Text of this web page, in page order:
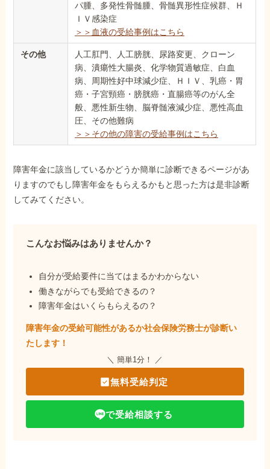
パ腫、多発性骨髄腫、骨髄異形性症候群、Ｈ
ＩＶ感染症
＞＞血液の受給事例はこちら
その他
人工肛門、人工膀胱、尿路変更、クローン
病、潰瘍性大腸炎、化学物質過敏症、白血
病、周期性好中球減少症、ＨＩＶ、乳癌・胃
癌・子宮頸癌・膀胱癌・直腸癌等のがん全
般、悪性新生物、脳脊髄液減少症、悪性高血
圧、その他難病
＞＞その他の障害の受給事例はこちら
障害年金に該当しているかどうか簡単に診断できるページがあ
りますのでもし障害年金をもらえるかもと思った方は是非診断
してみてください。
こんなお悩みはありませんか？
自分が受給要件に当てはまるかわからない
働きながらでも受給できるの？
障害年金はいくらもらえるの？
障害年金の受給可能性があるか社会保険労務士が診断い
たします！
＼ 簡単1分！ ／
無料受給判定
で受給相談する